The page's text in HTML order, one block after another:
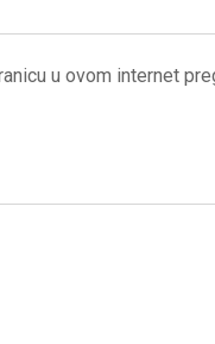
u ovom internet